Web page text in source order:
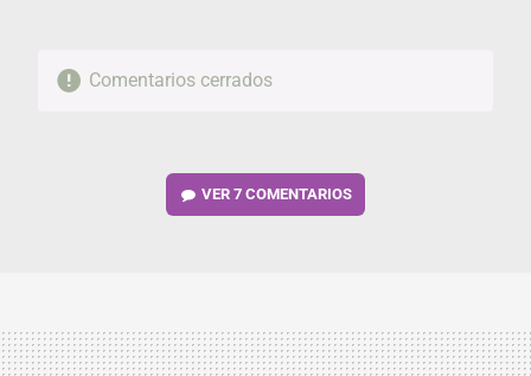
Comentarios cerrados
VER7 COMENTARIOS